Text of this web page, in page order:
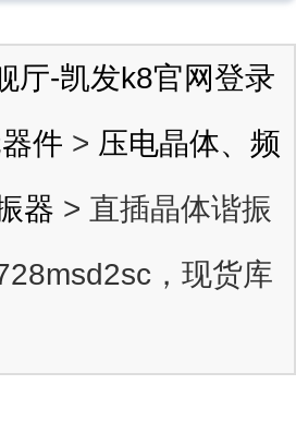
厅-凯发k8官网登录
件 > 压电晶体、频
器 > 直插晶体谐振
，现货库